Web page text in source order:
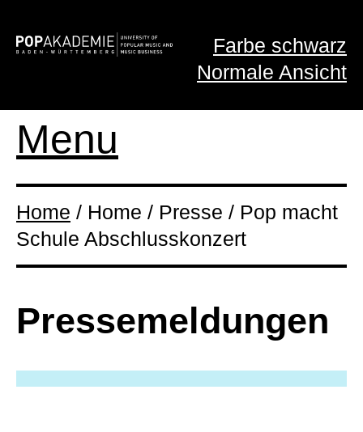
Farbe schwarz
Normale Ansicht
Menu
Home / Home / Presse / Pop macht
Schule Abschlusskonzert
Presse­meldungen